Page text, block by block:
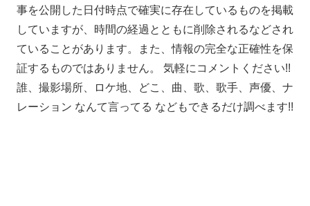
事を公開した日付時点で確実に存在しているものを掲載
していますが、時間の経過とともに削除されるなどされ
ていることがあります。また、情報の完全な正確性を保
証するものではありません。 気軽にコメントください!!
誰、撮影場所、ロケ地、どこ、曲、歌、歌手、声優、ナ
レーション なんて言ってる などもできるだけ調べます!!